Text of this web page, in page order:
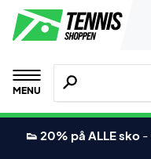
MENU
Søg efter
👟 20% på ALLE sko -